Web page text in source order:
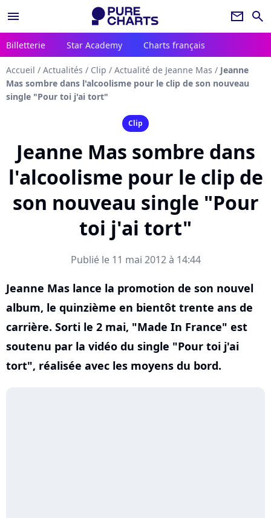
menu newsletter search
Billetterie Star Academy Charts français
Accueil / Actualités / Clip / Actualité de Jeanne Mas / Jeanne
Mas sombre dans l'alcoolisme pour le clip de son nouveau
single "Pour toi j'ai tort"
Clip
Jeanne Mas sombre dans
l'alcoolisme pour le clip de
son nouveau single "Pour
toi j'ai tort"
Publié le 11 mai 2012 à 14:44
Jeanne Mas lance la promotion de son nouvel
album, le quinzième en bientôt trente ans de
carrière. Sorti le 2 mai, "Made In France" est
soutenu par la vidéo du single "Pour toi j'ai
tort", réalisée avec les moyens du bord.